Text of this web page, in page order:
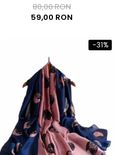
80,00 RON
59,00 RON
-31%